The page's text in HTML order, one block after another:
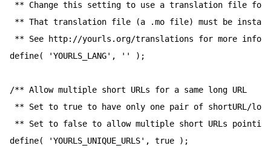
** Change this setting to use a translation file for
** That translation file (a .mo file) must be
** See http://yourls.org/translations for more
define( 'YOURLS_LANG', '' );
/** Allow multiple short URLs for a same long URL
** Set to true to have only one pair of shortURL/
** Set to false to allow multiple short URLs
define( 'YOURLS_UNIQUE_URLS', true );